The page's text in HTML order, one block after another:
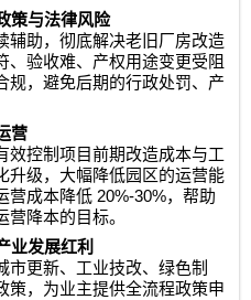
策与法律风险
辅助，彻底解决老旧厂房改造
、验收难、产权用途变更受阻
规，避免后期的行政处罚、产
营
效控制项目前期改造成本与工
升级，大幅降低园区的运营能
营成本降低 20%-30%，帮助
降本的目标。
业发展红利
市更新、工业技改、绿色制
策，为业主提供全流程政策申